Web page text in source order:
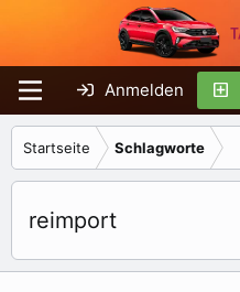
Anmelden
Startseite Schlagworte
reimport